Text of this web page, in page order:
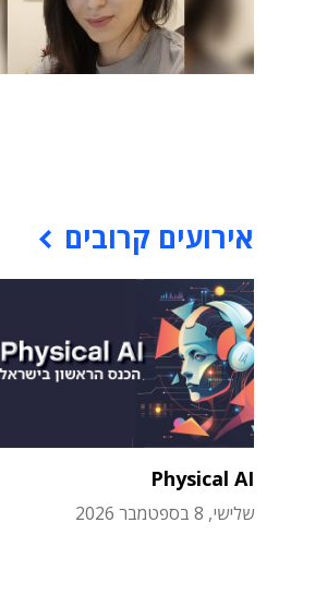
אירועים קרובים
Physical AI
שלישי, 8 בספטמבר 2026